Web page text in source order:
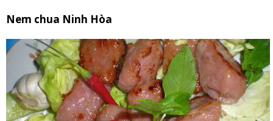
Nem chua Ninh Hòa